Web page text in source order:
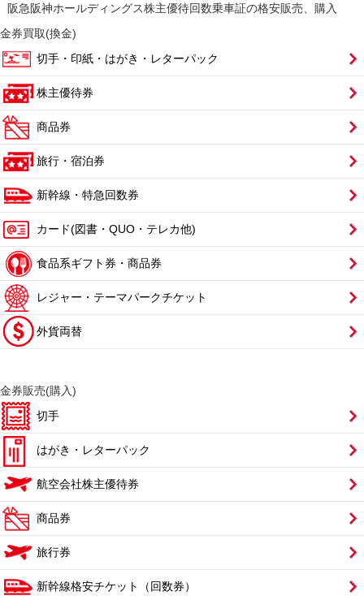
阪急阪神ホールディングス株主優待回数乗車証の格安販売、購入
金券買取(換金)
切手・印紙・はがき・レターパック
株主優待券
商品券
旅行・宿泊券
新幹線・特急回数券
カード(図書・QUO・テレカ他)
食品系ギフト券・商品券
レジャー・テーマパークチケット
外貨両替
金券販売(購入)
切手
はがき・レターパック
航空会社株主優待券
商品券
旅行券
新幹線格安チケット（回数券）